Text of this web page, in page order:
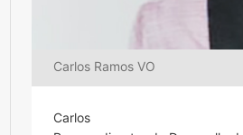
Carlos Ramos VO
Carlos